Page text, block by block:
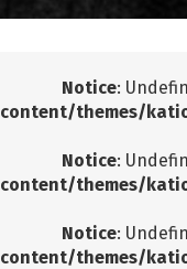
Notice:
content/themes/
Notice:
content/themes/
Notice:
content/themes/